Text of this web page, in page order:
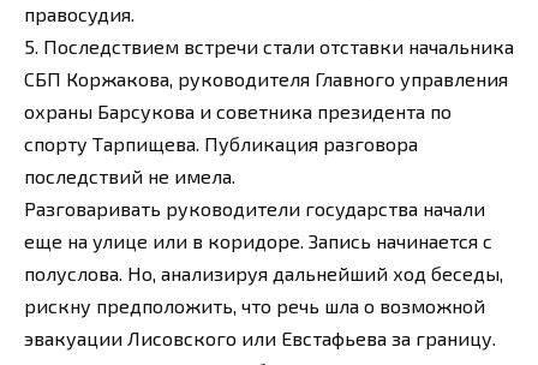
правосудия.
5. Последствием встречи стали отставки начальника
СБП Коржакова, руководителя Главного управления
охраны Барсукова и советника президента по
спорту Тарпищева. Публикация разговора
последствий не имела.
Разговаривать руководители государства начали
еще на улице или в коридоре. Запись начинается с
полуслова. Но, анализируя дальнейший ход беседы,
рискну предположить, что речь шла о возможной
эвакуации Лисовского или Евстафьева за границу.